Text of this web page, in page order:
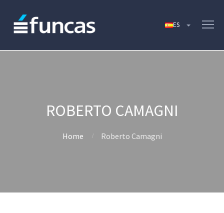
ROBERTO CAMAGNI
Home Roberto Camagni